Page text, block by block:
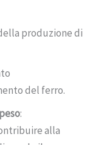
produzione di
del ferro.
:
alla